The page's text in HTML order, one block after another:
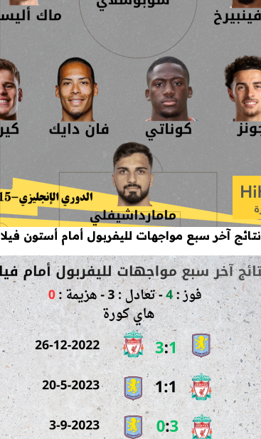
نتائج آخر سبع مواجهات لليفربول أمام أستون فيلا